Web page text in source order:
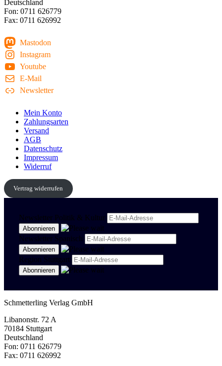
Deutschland
Fon: 0711 626779
Fax: 0711 626992
Mastodon
Instagram
Youtube
E-Mail
Newsletter
Mein Konto
Zahlungsarten
Versand
AGB
Datenschutz
Impressum
Widerruf
Vertrag widerrufen
Newsletter Politik & Kultur
Newsletter Spanisch
Region Stuttgart
Schmetterling Verlag GmbH
Libanonstr. 72 A
70184 Stuttgart
Deutschland
Fon: 0711 626779
Fax: 0711 626992